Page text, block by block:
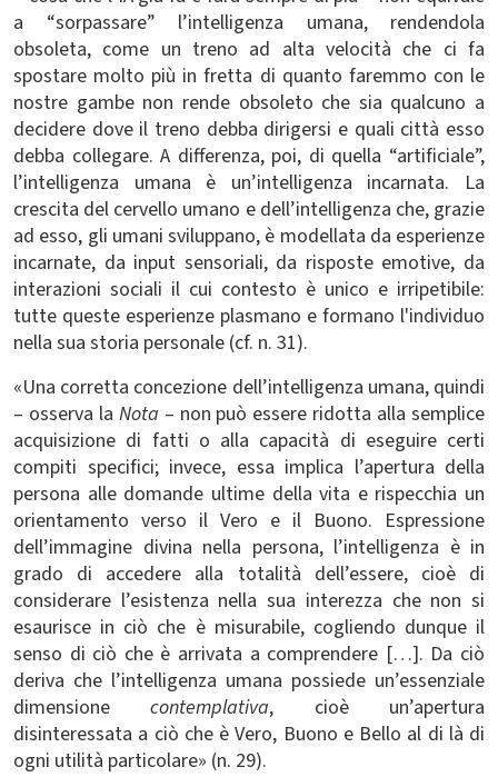
a “sorpassare” l’intelligenza umana, rendendola
obsoleta, come un treno ad alta velocità che ci fa
spostare molto più in fretta di quanto faremmo con le
nostre gambe non rende obsoleto che sia qualcuno a
decidere dove il treno debba dirigersi e quali città esso
debba collegare. A differenza, poi, di quella “artificiale”,
l’intelligenza umana è un’intelligenza incarnata. La
crescita del cervello umano e dell’intelligenza che, grazie
ad esso, gli umani sviluppano, è modellata da esperienze
incarnate, da input sensoriali, da risposte emotive, da
interazioni sociali il cui contesto è unico e irripetibile:
tutte queste esperienze plasmano e formano l'individuo
nella sua storia personale (cf. n. 31).
«Una corretta concezione dell’intelligenza umana, quindi
– osserva la Nota – non può essere ridotta alla semplice
acquisizione di fatti o alla capacità di eseguire certi
compiti specifici; invece, essa implica l’apertura della
persona alle domande ultime della vita e rispecchia un
orientamento verso il Vero e il Buono. Espressione
dell’immagine divina nella persona, l’intelligenza è in
grado di accedere alla totalità dell’essere, cioè di
considerare l’esistenza nella sua interezza che non si
esaurisce in ciò che è misurabile, cogliendo dunque il
senso di ciò che è arrivata a comprendere […]. Da ciò
deriva che l’intelligenza umana possiede un’essenziale
dimensionecontemplativa, cioè un’apertura
disinteressata a ciò che è Vero, Buono e Bello al di là di
ogni utilità particolare» (n. 29).